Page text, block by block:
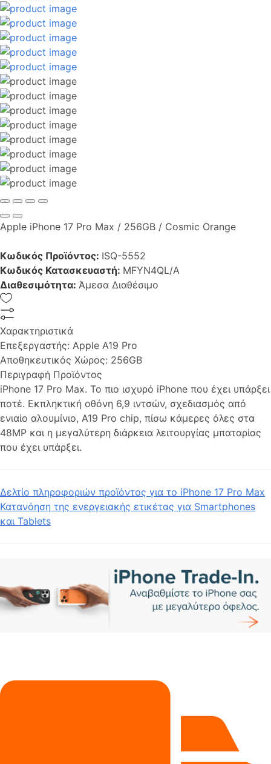
Apple iPhone 17 Pro Max / 256GB / Cosmic Orange
Κωδικός Προϊόντος: ISQ-5552
Κωδικός Κατασκευαστή: MFYN4QL/A
Διαθεσιμότητα: Άμεσα Διαθέσιμο
Χαρακτηριστικά
Επεξεργαστής: Apple A19 Pro
Αποθηκευτικός Χώρος: 256GB
Περιγραφή Προϊόντος
iPhone 17 Pro Max. Το πιο ισχυρό iPhone που έχει υπάρξει
ποτέ. Εκπληκτική οθόνη 6,9 ιντσών, σχεδιασμός από
ενιαίο αλουμίνιο, A19 Pro chip, πίσω κάμερες όλες στα
48MP και η μεγαλύτερη διάρκεια λειτουργίας μπαταρίας
που έχει υπάρξει.
Δελτίο πληροφοριών προϊόντος για το iPhone 17 Pro Max
Κατανόηση της ενεργειακής ετικέτας για Smartphones
και Tablets